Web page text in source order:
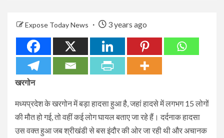
Expose Today News 3 years ago
खरगोन
मध्यप्रदेश के खरगोन में बड़ा हादसा हुआ है, जहां हादसे में लगभग 15 लोगों
की मौत हो गई, तो वहीं कई लोग घायल बताए जा रहे हैं। दर्दनाक हादसा
उस वक्त हुआ जब श्रीखंडी से बस इंदौर की ओर जा रही थी और अचानक